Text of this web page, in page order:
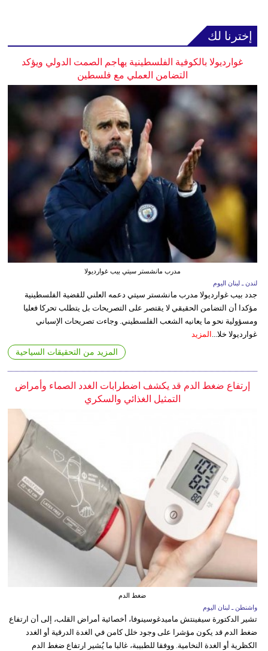
إخترنا لك
غوارديولا بالكوفية الفلسطينية يهاجم الصمت الدولي ويؤكد
التضامن العملي مع فلسطين
مدرب مانشستر سيتي بيب غوارديولا
لندن ـ لبنان اليوم
جدد بيب غوارديولا مدرب مانشستر سيتي دعمه العلني للقضية الفلسطينية
مؤكدا أن التضامن الحقيقي لا يقتصر على التصريحات بل يتطلب تحركا فعليا
ومسؤولية نحو ما يعانيه الشعب الفلسطيني. وجاءت تصريحات الإسباني
غوارديولا خلا... المزيد
المزيد من التحقيقات السياحية
إرتفاع ضغط الدم قد يكشف اضطرابات الغدد الصماء وأمراض
التمثيل الغذائي والسكري
ضغط الدم
واشنطن ـ لبنان اليوم
تشير الدكتورة سيفينتش ماميدغوسينوفا، أخصائية أمراض القلب، إلى أن ارتفاع
ضغط الدم قد يكون مؤشرا على وجود خلل كامن في الغدة الدرقية أو الغدد
الكظرية أو الغدة النخامية. ووفقا للطبيبة، غالبا ما يُشير ارتفاع ضغط الدم